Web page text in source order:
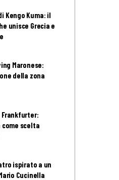
Kengo Kuma: il
unisce Grecia e
Maronese:
della zona
Frankfurter:
come scelta
ispirato a un
Cucinella